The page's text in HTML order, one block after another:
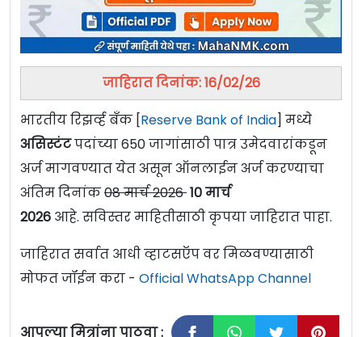
जाहिरात दिनांक: 16/02/26
भारतीय रिझर्व्ह बँक [Reserve Bank of India] मध्ये
असिस्टंटपदांच्या 650 जागांसाठी पात्र उमेदवारांकडून
अर्ज मागवण्यात येत असून ऑनलाईन अर्ज करण्याचा
अंतिम दिनांक08 मार्च 202610 मार्च
2026 आहे. सविस्तर माहितीसाठी कृपया जाहिरात पाहा.
जाहिरात सर्वात आधी व्हाटसऍप वर मिळवण्यासाठी
मोफत जॉईन करा - Official WhatsApp Channel
आपल्या मित्रांना पाठवा :